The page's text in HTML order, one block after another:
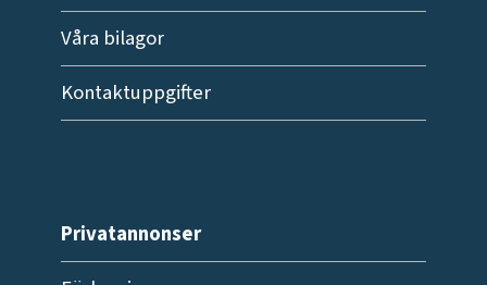
Våra bilagor
Kontaktuppgifter
Privatannonser